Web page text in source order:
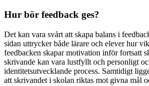
Hur bör feedback ges?
Det kan vara svårt att skapa balans i
sidan uttrycker både lärare och elever hur
feedbacken skapar motivation inför fortsatt
skrivande kan vara lustfyllt och personligt
identitetsutvecklande process. Samtidigt
att skrivandet i skolan riktas mot givna mål